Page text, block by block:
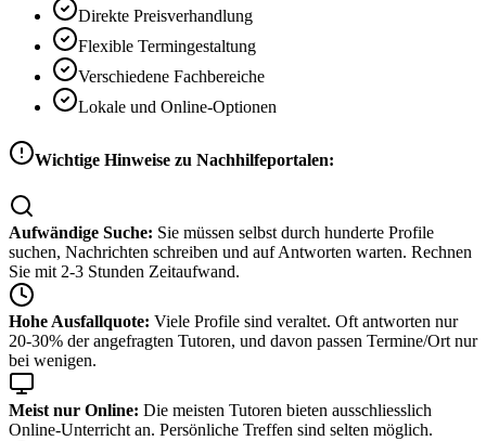
Direkte Preisverhandlung
Flexible Termingestaltung
Verschiedene Fachbereiche
Lokale und Online-Optionen
Wichtige Hinweise zu Nachhilfeportalen:
Aufwändige Suche: Sie müssen selbst durch hunderte Profile
suchen, Nachrichten schreiben und auf Antworten warten. Rechnen
Sie mit 2-3 Stunden Zeitaufwand.
Hohe Ausfallquote: Viele Profile sind veraltet. Oft antworten nur
20-30% der angefragten Tutoren, und davon passen Termine/Ort nur
bei wenigen.
Meist nur Online: Die meisten Tutoren bieten ausschliesslich
Online-Unterricht an. Persönliche Treffen sind selten möglich.